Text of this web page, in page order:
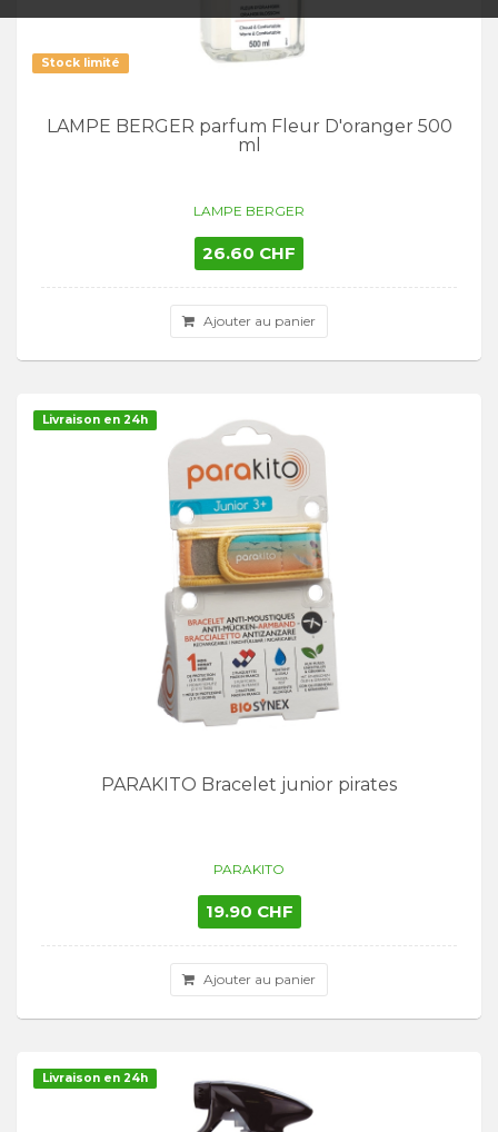
Stock limité
LAMPE BERGER parfum Fleur D'oranger 500
ml
LAMPE BERGER
26.60 CHF
Ajouter au panier
Livraison en 24h
PARAKITO Bracelet junior pirates
PARAKITO
19.90 CHF
Ajouter au panier
Livraison en 24h